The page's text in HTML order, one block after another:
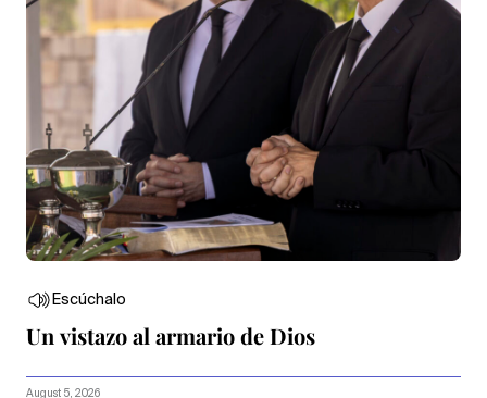
Escúchalo
Un vistazo al armario de Dios
August 5, 2026